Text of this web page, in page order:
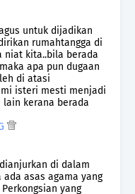
untuk dijadikan
rumahtangga di
niat kita..bila berada
apa pun dugaan
di atasi
isteri mesti menjadi
kerana berada
di dalam
asas agama yang
yang